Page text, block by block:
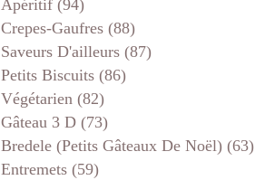
Apéritif (94)
Crepes-Gaufres (88)
Saveurs D'ailleurs (87)
Petits Biscuits (86)
Végétarien (82)
Gâteau 3 D (73)
Bredele (petits Gâteaux De Noël) (63)
Entremets (59)